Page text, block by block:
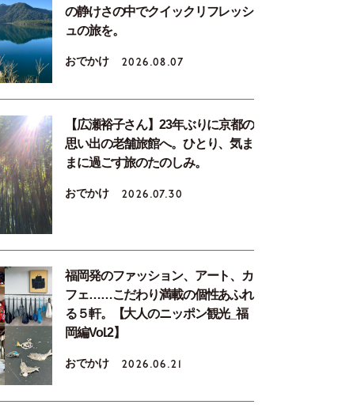
の静けさの中でクイックリフレッシ
ュの旅を。
おでかけ 2026.08.07
【広瀬裕子さん】23年ぶりに京都の
思い出の老舗旅館へ。ひとり、気ま
まに過ごす旅のたのしみ。
おでかけ 2026.07.30
福岡発のファッション、アート、カ
フェ……こだわり満載の個性あふれ
る５軒。【大人のニッポン観光_福
岡編Vol.2】
おでかけ 2026.06.21